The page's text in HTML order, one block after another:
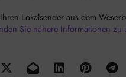
Lokalsender aus dem
Sie nähere Informationen zu